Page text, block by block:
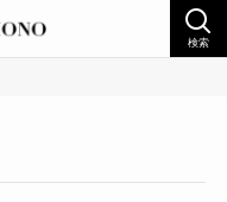
検索